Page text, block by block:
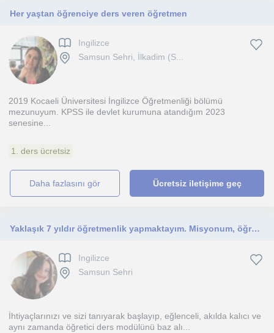
Her yaştan öğrenciye ders veren öğretmen
Ingilizce
Samsun Sehri, İlkadim (S...
2019 Kocaeli Üniversitesi İngilizce Öğretmenliği bölümü
mezunuyum. KPSS ile devlet kurumuna atandığım 2023
senesine...
1. ders ücretsiz
daha fazlasını gör Ücretsiz iletişime geç
Yaklaşık 7 yıldır öğretmenlik yapmaktayım. Misyonum, öğrencimi ve ihtiyaçlarını anlayıp, buna yönelik ilerlemek.
Ingilizce
Samsun Sehri
İhtiyaçlarınızı ve sizi tanıyarak başlayıp, eğlenceli, akılda kalıcı ve
aynı zamanda öğretici ders modülünü baz alı...